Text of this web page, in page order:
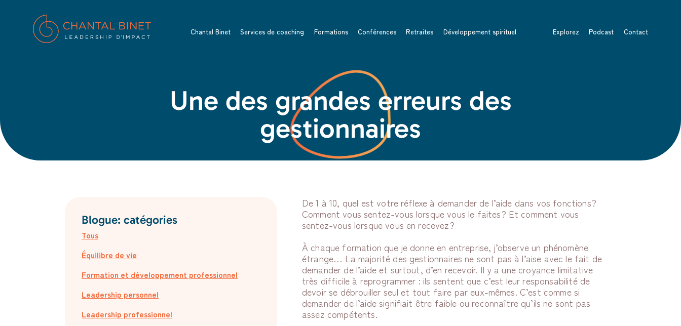
Chantal Binet Services de coaching Formations Conférences Retraites Développement spirituel Explorez Podcast Contact
Une des grandes erreurs des
gestionnaires
Blogue: catégories
Tous
Équilibre de vie
Formation et développement professionnel
Leadership personnel
Leadership professionnel
De 1 à 10, quel est votre réflexe à demander de l’aide dans vos fonctions?
Comment vous sentez-vous lorsque vous le faites? Et comment vous
sentez-vous lorsque vous en recevez?
À chaque formation que je donne en entreprise, j’observe un phénomène
étrange… La majorité des gestionnaires ne sont pas à l’aise avec le fait de
demander de l’aide et surtout, d’en recevoir. Il y a une croyance limitative
très difficile à reprogrammer : ils sentent que c’est leur responsabilité de
devoir se débrouiller seul et tout faire par eux-mêmes. C’est comme si
demander de l’aide signifiait être faible ou reconnaître qu’ils ne sont pas
assez compétents.